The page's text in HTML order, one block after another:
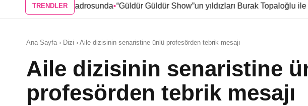
TRENDLER
dizisi kadrosunda•“Güldür Güldür Show”un yıldızları Burak Topaloğlu ile Berkay
Ana Sayfa › Dizi › Aile dizisinin senaristine ünlü profesörden tebrik mesajı
Aile dizisinin senaristine
profesörden tebrik mesajı